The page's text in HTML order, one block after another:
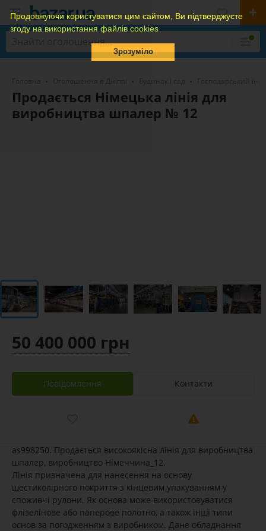
Продовжуючи користуватися цим сайтом, Ви підтверджуєте
згоду на використання файлів cookies
Зрозуміло
Продається Німецька лінія для
виробництва шпалер № 12
50 400 000 грн
Повідомлення Контакти
as998250. Продається високоякісна лінія для виробництва
шпалер, виробництво Німеччина_12.
Лінія призначена для нанесення на основу
шестиколірного покриття з кінцевим упакуванням у
споживчі рулони. Як основа може використовуватися
флізелінове або паперове полотно, а також інші типи
основ за погодженням з виробником. Дане обладнання